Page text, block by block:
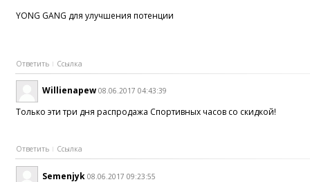
YONG GANG для улучшения потенции
Ответить Ссылка
Willienapew 08.06.2017 04:43:39
Только эти три дня распродажа Спортивных часов со скидкой!
Ответить Ссылка
Semenjyk 08.06.2017 09:23:55